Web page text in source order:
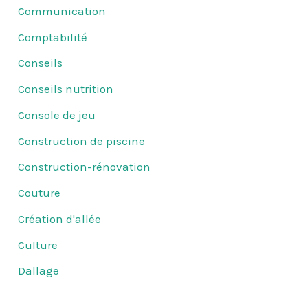
Communication
Comptabilité
Conseils
Conseils nutrition
Console de jeu
Construction de piscine
Construction-rénovation
Couture
Création d'allée
Culture
Dallage